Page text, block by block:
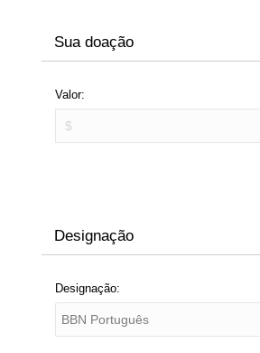
Sua doação
Valor:
Designação
Designação: